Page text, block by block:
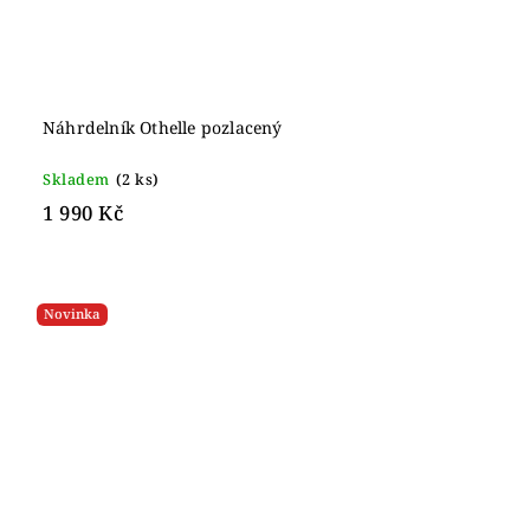
Náhrdelník Othelle pozlacený
Skladem (2 ks)
1 990 Kč
Novinka